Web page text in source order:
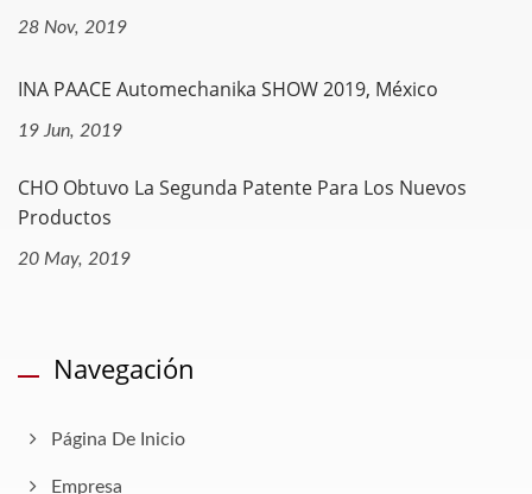
28 Nov, 2019
INA PAACE Automechanika SHOW 2019, México
19 Jun, 2019
CHO Obtuvo La Segunda Patente Para Los Nuevos
Productos
20 May, 2019
Navegación
Página De Inicio
Empresa